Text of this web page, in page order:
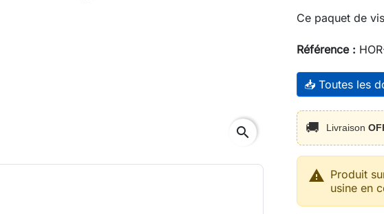
search
Ce paquet de
Référence :
📥 Toutes les
🚚 Livraison
 Produit
usine en